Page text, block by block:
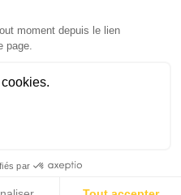
moment depuis le lien
page.
par
Tous droits reservés.